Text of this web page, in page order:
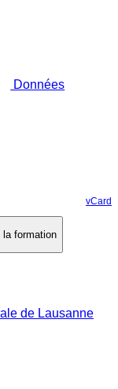
Données
vCard
la formation